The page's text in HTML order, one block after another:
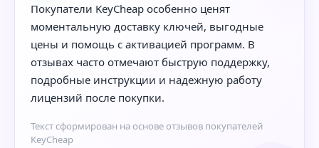
Покупатели KeyCheap особенно ценят
моментальную доставку ключей, выгодные
цены и помощь с активацией программ. В
отзывах часто отмечают быструю поддержку,
подробные инструкции и надежную работу
лицензий после покупки.
Текст сформирован на основе отзывов покупателей
KeyCheap